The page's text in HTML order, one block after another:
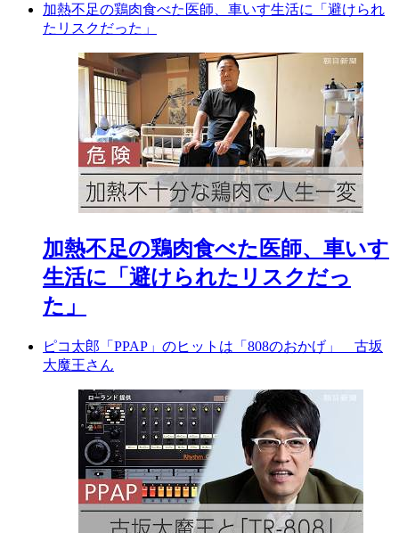
加熱不足の鶏肉食べた医師、車いす生活に「避けられ
たリスクだった」
加熱不足の鶏肉食べた医師、車いす
生活に「避けられたリスクだっ
た」
ピコ太郎「PPAP」のヒットは「808のおかげ」 古坂
大魔王さん